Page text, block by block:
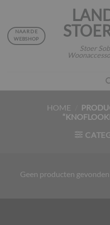
inhoud
Stoer
NAAR DE
WEBSHOP
HOME
Geen producten